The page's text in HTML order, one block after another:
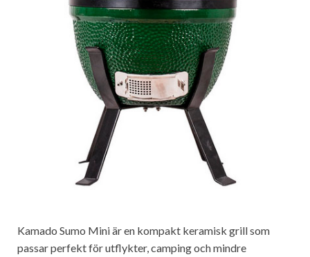
Kamado Sumo Mini är en kompakt keramisk grill som
passar perfekt för utflykter, camping och mindre